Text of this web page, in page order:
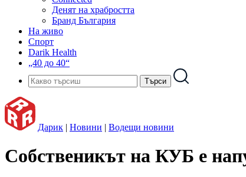
Денят на храбростта
Бранд България
На живо
Спорт
Darik Health
„40 до 40“
Дарик | Новини | Водещи новини
Собственикът на КУБ е